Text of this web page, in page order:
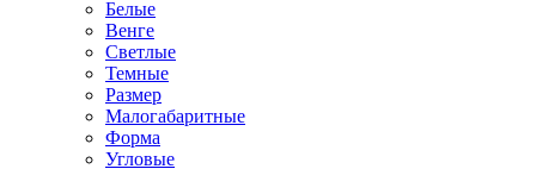
Белые
Венге
Светлые
Темные
Размер
Малогабаритные
Форма
Угловые